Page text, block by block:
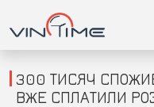
300 ТИСЯЧ
ВЖЕ СПЛАТИЛИ